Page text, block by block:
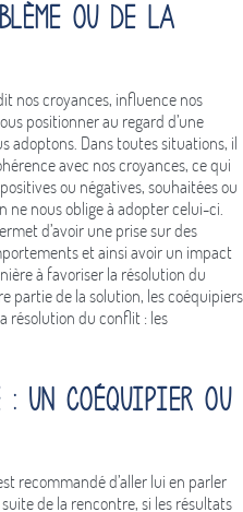
ou de la
nos croyances, influence nos
positionner au regard d’une
adoptons. Dans toutes situations, il
avec nos croyances, ce qui
ou négatives, souhaitées ou
ne nous oblige à adopter celui-ci.
d’avoir une prise sur des
et ainsi avoir un impact
à favoriser la résolution du
partie de la solution, les coéquipiers
résolution du conflit : les
: un coéquipier ou
recommandé d’aller lui en parler
de la rencontre, si les résultats